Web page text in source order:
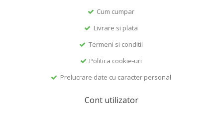
Cum cumpar
Livrare si plata
Termeni si conditii
Politica cookie-uri
Prelucrare date cu caracter personal
Cont utilizator